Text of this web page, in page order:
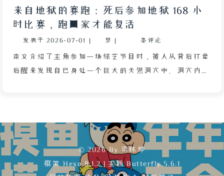
来自地狱的赛跑：死后参加地狱 168 小
时比赛，跑回家才能复活
发表于 2026-07-01 | 梦 | 条评论
本文介绍了主角参加一场综艺节目时，被人从背后打晕
后醒来发现自己身处一个巨大的天然洞穴中。洞穴内聚
到自己已经死亡，周围人也都是灵魂状态。比赛内容包
括赛车、溜冰和长跑，时间限定一周，最终跑回自己的
家即可获胜。主角凭借对街道的记忆和灵魂状态下无体
力限制的优势，在赛车和长跑中始终保持领先。这些街
© 2026 By 梁栋烨
框架Hexo 8.1.2 | 主题Butterfly 5.6.1